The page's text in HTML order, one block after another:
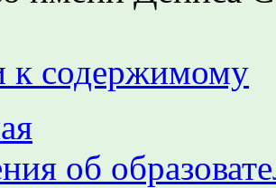
к содержимому
об